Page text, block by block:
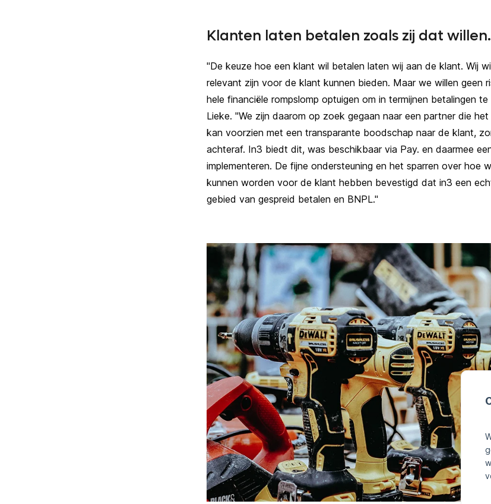
Klanten laten betalen zoals zij dat willen.
"De keuze hoe een klant wil betalen laten wij aan de klant. Wij
relevant zijn voor de klant kunnen bieden. Maar we willen geen
hele financiële rompslomp optuigen om in termijnen betalingen
Lieke. "We zijn daarom op zoek gegaan naar een partner die
kan voorzien met een transparante boodschap naar de klant,
achteraf. In3 biedt dit, was beschikbaar via Pay. en daarmee
implementeren. De fijne ondersteuning en het sparren over hoe
kunnen worden voor de klant hebben bevestigd dat in3 een
gebied van gespreid betalen en BNPL."